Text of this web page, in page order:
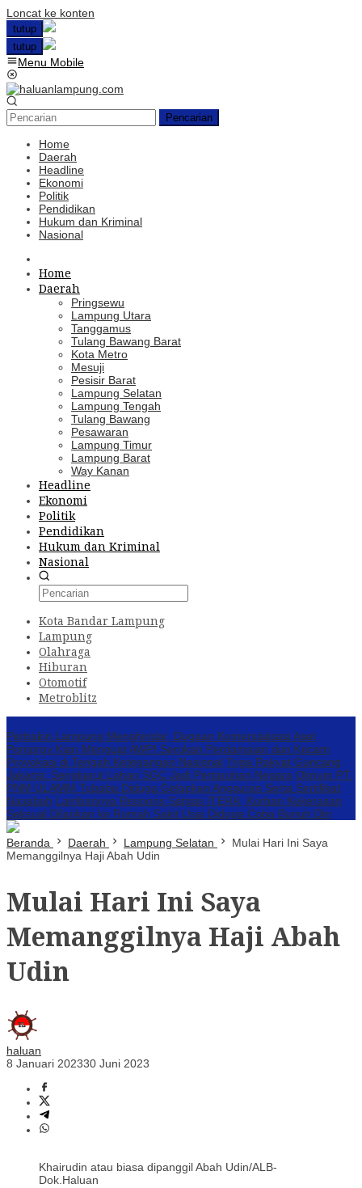
Loncat ke konten
tutup
tutup
Menu Mobile
Pencarian
Home
Daerah
Headline
Ekonomi
Politik
Pendidikan
Hukum dan Kriminal
Nasional
Home
Daerah
Pringsewu
Lampung Utara
Tanggamus
Tulang Bawang Barat
Kota Metro
Mesuji
Pesisir Barat
Lampung Selatan
Lampung Tengah
Tulang Bawang
Pesawaran
Lampung Timur
Lampung Barat
Way Kanan
Headline
Ekonomi
Politik
Pendidikan
Hukum dan Kriminal
Nasional
Kota Bandar Lampung
Lampung
Olahraga
Hiburan
Otomotif
Metroblitz
Perbakin Lampung Menghindar, Dugaan Komersialisasi Aset
Pemprov Kian MenguatAWPI Serukan Perdamaian dan Kecam
Provokasi di Tengah Ketegangan Nasional Triga Rakyat Guncang
Jakarta: Sengkarut Lahan SGC Jadi Pertaruhan Negara Oknum PT.
PNM ULAMM Tubaba Diduga Gelapkan Angsuran Serta Sertifikat
Nasabah Lambannya Respons Satgas ITERA, Korban Kekerasan
Seksual Dilarikan ke Rumah Sakit Usai Diduga Coba Bunuh Diri
Beranda Daerah Lampung Selatan
Mulai Hari Ini Saya
Memanggilnya Haji Abah Udin
Mulai Hari Ini Saya
Memanggilnya Haji Abah
Udin
haluan
8 Januari 202330 Juni 2023
Khairudin atau biasa dipanggil Abah Udin/ALB-
Dok.Haluan